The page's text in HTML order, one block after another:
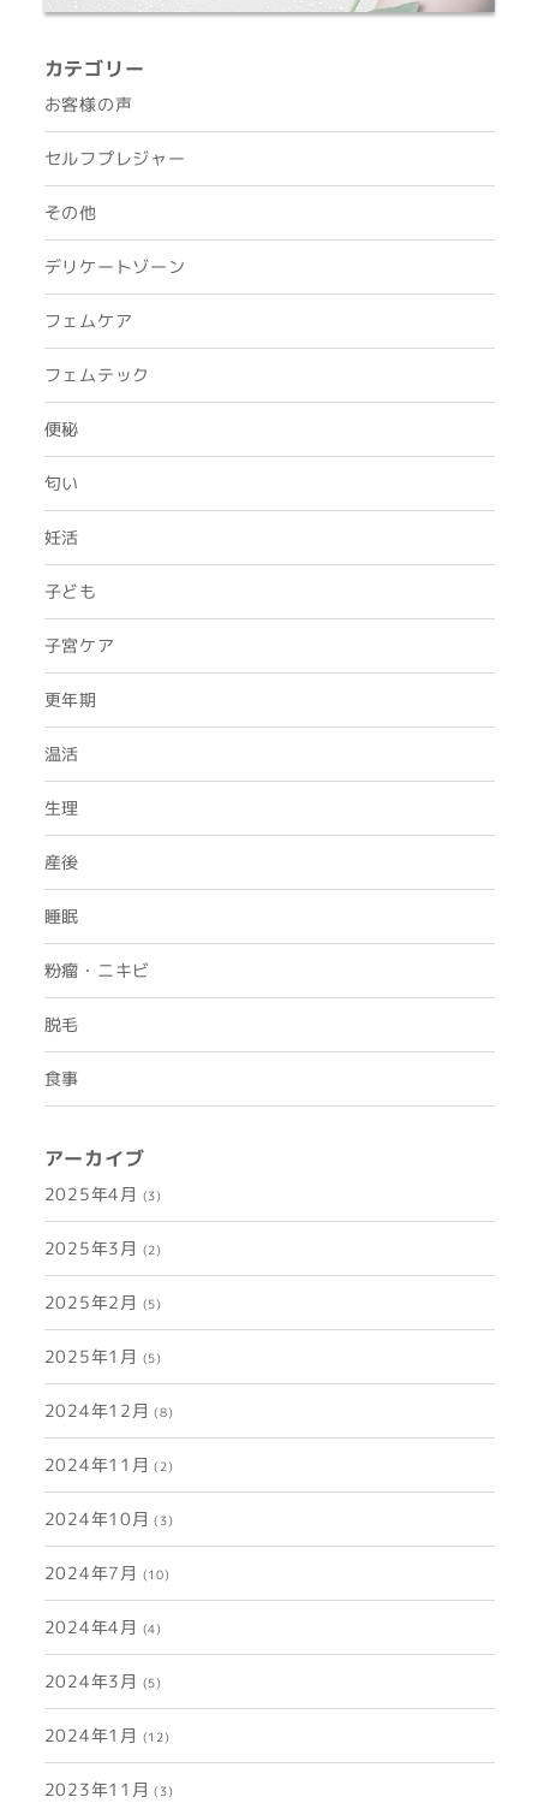
カテゴリー
お客様の声
セルフプレジャー
その他
デリケートゾーン
フェムケア
フェムテック
便秘
匂い
妊活
子ども
子宮ケア
更年期
温活
生理
産後
睡眠
粉瘤・ニキビ
脱毛
食事
アーカイブ
2025年4月 (3)
2025年3月 (2)
2025年2月 (5)
2025年1月 (5)
2024年12月 (8)
2024年11月 (2)
2024年10月 (3)
2024年7月 (10)
2024年4月 (4)
2024年3月 (5)
2024年1月 (12)
2023年11月 (3)